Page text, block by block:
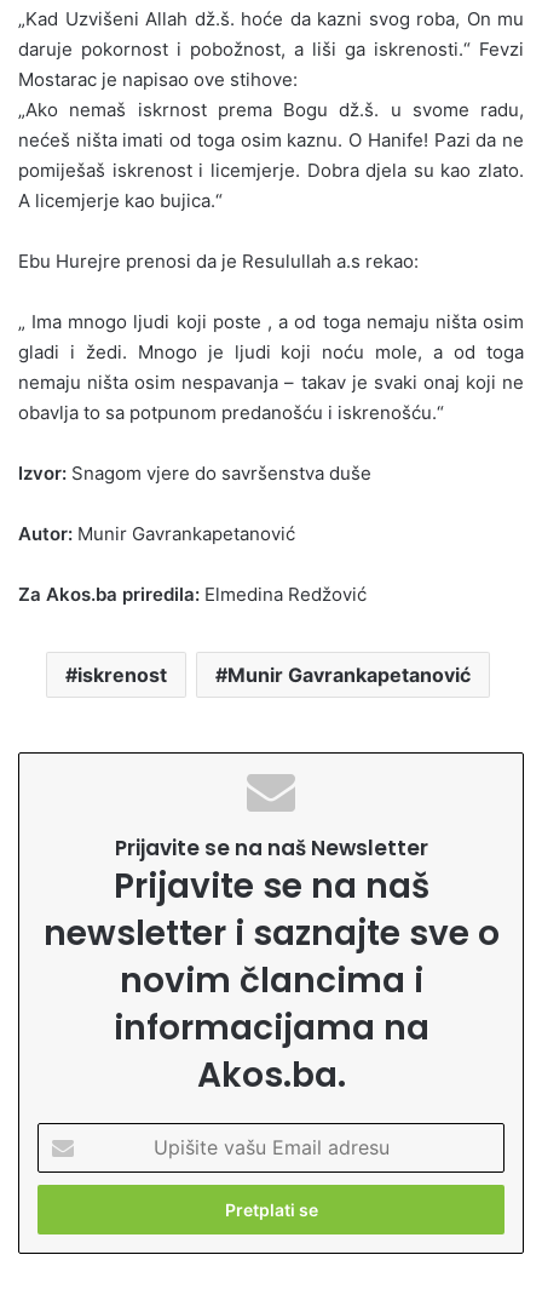
„Kad Uzvišeni Allah dž.š. hoće da kazni svog roba, On mu
daruje pokornost i pobožnost, a liši ga iskrenosti.“ Fevzi
Mostarac je napisao ove stihove:
„Ako nemaš iskrnost prema Bogu dž.š. u svome radu,
nećeš ništa imati od toga osim kaznu. O Hanife! Pazi da ne
pomiješaš iskrenost i licemjerje. Dobra djela su kao zlato.
A licemjerje kao bujica.“
Ebu Hurejre prenosi da je Resulullah a.s rekao:
„ Ima mnogo ljudi koji poste , a od toga nemaju ništa osim
gladi i žedi. Mnogo je ljudi koji noću mole, a od toga
nemaju ništa osim nespavanja – takav je svaki onaj koji ne
obavlja to sa potpunom predanošću i iskrenošću.“
Izvor: Snagom vjere do savršenstva duše
Autor: Munir Gavrankapetanović
Za Akos.ba priredila: Elmedina Redžović
iskrenost Munir Gavrankapetanović
Prijavite se na naš Newsletter
Prijavite se na naš
newsletter i saznajte sve o
novim člancima i
informacijama na
Akos.ba.
i
i